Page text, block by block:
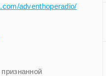
adventhoperadio/